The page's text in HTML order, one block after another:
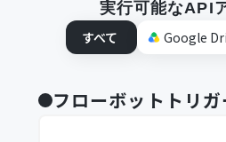
実行可能なAPI
すべて
Google
フローボットトリガ